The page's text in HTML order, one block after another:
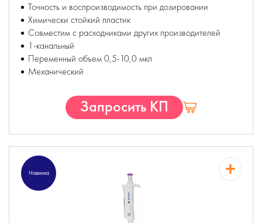
Точность и воспроизводимость при дозировании
Химически стойкий пластик
Совместим с расходниками других производителей
1-канальный
Переменный объем 0,5-10,0 мкл
Механический
Запросить КП
Новинка